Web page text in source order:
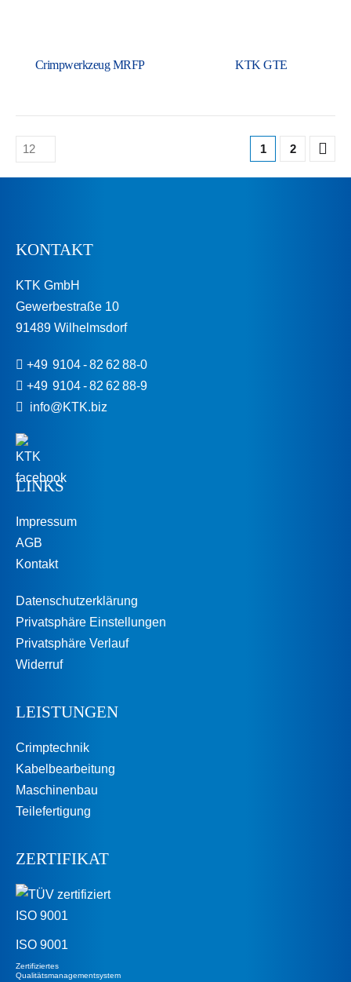
Crimp­werkzeug MRFP KTK GTE
1 2
KONTAKT
KTK GmbH
Gewerbestraße 10
91489 Wilhelmsdorf
+49 9104 - 82 62 88-0
+49 9104 - 82 62 88-9
info@KTK.biz
LINKS
Impressum
AGB
Kontakt
Datenschutzerklärung
Privatsphäre Einstellungen
Privatsphäre Verlauf
Widerruf
LEISTUNGEN
Crimptechnik
Kabelbearbeitung
Maschinenbau
Teilefertigung
ZERTIFIKAT
ISO 9001
Zertifiziertes
Qualitäts­management­system